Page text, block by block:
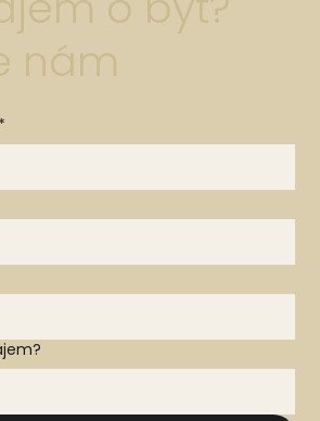
nám
*